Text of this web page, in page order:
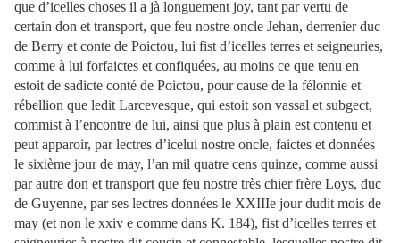
que d’icelles choses il a jà longuement joy, tant par vertu de
certain don et transport, que feu nostre oncle Jehan, derrenier duc
de Berry et conte de Poictou, lui fist d’icelles terres et seigneuries,
comme à lui forfaictes et confiquées, au moins ce que tenu en
estoit de sadicte conté de Poictou, pour cause de la félonnie et
rébellion que ledit Larcevesque, qui estoit son vassal et subgect,
commist à l’encontre de lui, ainsi que plus à plain est contenu et
peut apparoir, par lectres d’icelui nostre oncle, faictes et données
le sixième jour de may, l’an mil quatre cens quinze, comme aussi
par autre don et transport que feu nostre très chier frère Loys, duc
de Guyenne, par ses lectres données le XXIIIe jour dudit mois de
may (et non le xxiv e comme dans K. 184), fist d’icelles terres et